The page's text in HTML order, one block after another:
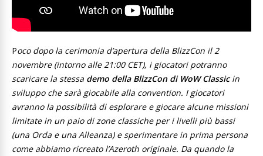
Poco dopo la cerimonia d’apertura della BlizzCon il 2
novembre (intorno alle 21:00 CET), i giocatori potranno
scaricare la stessa demo della BlizzCon di WoW Classicin
sviluppo che sarà giocabile alla convention. I giocatori
avranno la possibilità di esplorare e giocare alcune missioni
limitate in un paio di zone classiche per i livelli più bassi
(una Orda e una Alleanza) e sperimentare in prima persona
come abbiamo ricreato l’Azeroth originale. Da quando la